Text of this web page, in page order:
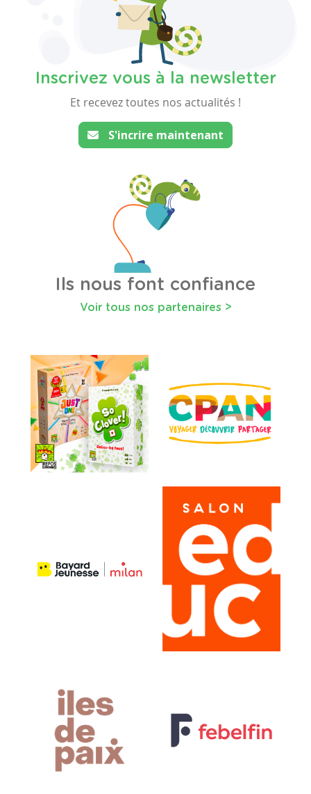
Inscrivez vous à la newsletter
Et recevez toutes nos actualités !
S'incrire maintenant
Ils nous font confiance
Voir tous nos partenaires >